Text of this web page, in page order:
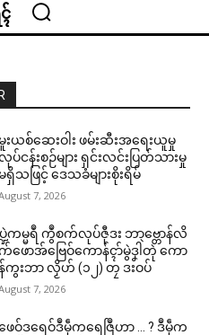
းယစ်ဆေးဝါး ဖမ်းဆီးအရေးယူမှု
ပ်ငန်းစဉ်များ ရှင်းလင်းပြတ်သားမှု
ရှိသဖြင့် ဒေသခံများစိုးရိမ်
7, 2026
ပ္ဍဲကမ္မရဳ ကွဳစက်လုပ်ဇီုဒး ဘာဗ္တောန်လိ
ဖောအ်ဗြေဝ်ကောန်ၚာ်မွဲဒၞါဲတုဲ ကော
ကွးဘာ လၟိဟ် (၁၂) တၠ ဒးဝပ်
7, 2026
ေဝ်ဒရေဝ်ဒဳမဵုကရေဇြဳဟာ … ? ဒဳမဵုက